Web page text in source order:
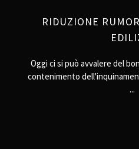
RIDUZIONE
Oggi ci si può avvalere del
contenimento
...